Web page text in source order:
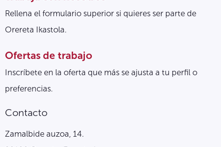
Rellena el formulario superior si quieres ser parte de
Orereta Ikastola.
Ofertas de trabajo
Inscríbete en la oferta que más se ajusta a tu perfil o
preferencias.
Contacto
Zamalbide auzoa, 14.